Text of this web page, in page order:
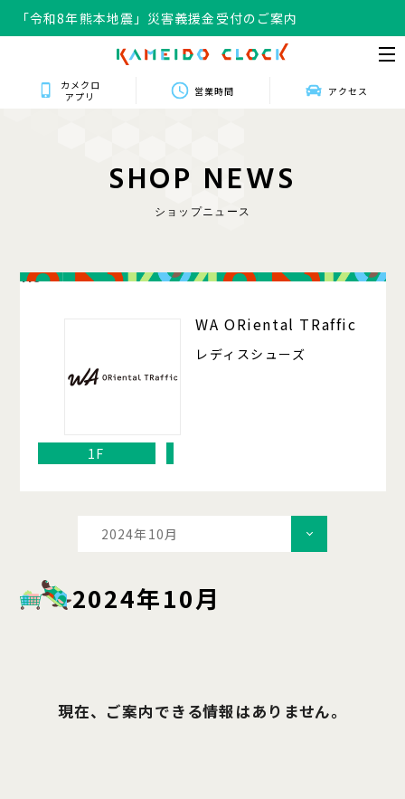
「令和8年熊本地震」災害義援金受付のご案内
カメクロ
アプリ
営業時間 アクセス
SHOP NEWS
ショップニュース
118
WA ORiental TRaffic
レディスシューズ
1F
2024年10月
2024年10月
現在、ご案内できる情報はありません。